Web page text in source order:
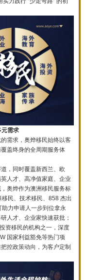
元需求
需求，奥烨移民始终以客
盖终身的全周期服务体
，同时覆盖新西兰、欧
人才、高净值家庭、企业
奥烨作为澳洲移民服务标
民、技术移民、858 杰出
力申请人一步到位拿永
人才、企业家快速获批；
资移民的机构之一，深度
国家利益豁免等热门项
控政策动向，为客户定制